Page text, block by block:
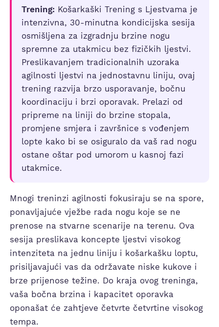
Trening: Košarkaški Trening s Ljestvama je
intenzivna, 30-minutna kondicijska sesija
osmišljena za izgradnju brzine nogu
spremne za utakmicu bez fizičkih ljestvi.
Preslikavanjem tradicionalnih uzoraka
agilnosti ljestvi na jednostavnu liniju, ovaj
trening razvija brzo usporavanje, bočnu
koordinaciju i brzi oporavak. Prelazi od
pripreme na liniji do brzine stopala,
promjene smjera i završnice s vođenjem
lopte kako bi se osiguralo da vaš rad nogu
ostane oštar pod umorom u kasnoj fazi
utakmice.
Mnogi treninzi agilnosti fokusiraju se na spore,
ponavljajuće vježbe rada nogu koje se ne
prenose na stvarne scenarije na terenu. Ova
sesija preslikava koncepte ljestvi visokog
intenziteta na jednu liniju i košarkašku loptu,
prisiljavajući vas da održavate niske kukove i
brze prijenose težine. Do kraja ovog treninga,
vaša bočna brzina i kapacitet oporavka
oponašat će zahtjeve četvrte četvrtine visokog
tempa.